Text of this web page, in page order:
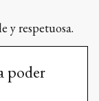
y respetuosa.
poder